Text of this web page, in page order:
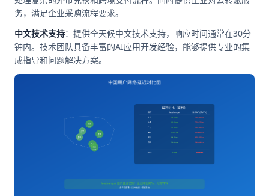
务，满足企业采购流程要求。
中文技术支持：提供全天候中文技术支持，响应时间通常在30分
钟内。技术团队具备丰富的AI应用开发经验，能够提供专业的集
成指导和问题解决方案。